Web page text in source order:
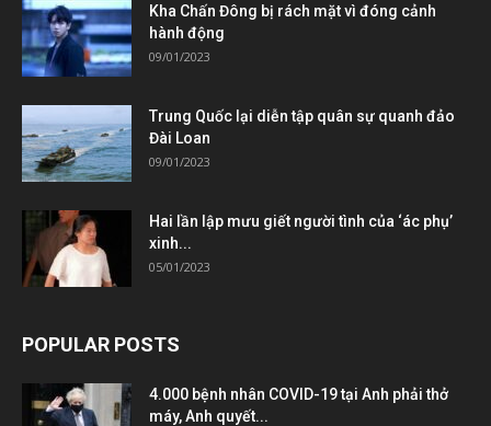
Kha Chấn Đông bị rách mặt vì đóng cảnh
hành động
09/01/2023
Trung Quốc lại diễn tập quân sự quanh đảo
Đài Loan
09/01/2023
Hai lần lập mưu giết người tình của ‘ác phụ’
xinh...
05/01/2023
POPULAR POSTS
4.000 bệnh nhân COVID-19 tại Anh phải thở
máy, Anh quyết...